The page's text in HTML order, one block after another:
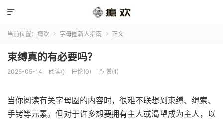

当前位置： 瘾欢  字母圈新人指南  正文
束缚真的有必要吗？
2025-05-14 阅读() 评论(0)  赞(1 )
当你阅读有关字母圈的内容时，很难不联想到束缚、绳索、
手铐等元素。但对于许多想要拥有主人或渴望成为主人，以